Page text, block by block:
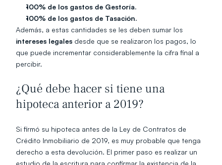
100% de los gastos de Gestoría.
100% de los gastos de Tasación.
intereses legales desde que se realizaron los pagos, lo
que puede incrementar considerablemente la cifra final a
percibir.
¿Qué debe hacer si tiene una
hipoteca anterior a 2019?
Si firmó su hipoteca antes de la Ley de Contratos de
Crédito Inmobiliario de 2019, es muy probable que tenga
derecho a esta devolución. El primer paso es realizar un
estudio de la escritura para confirmar la existencia de la